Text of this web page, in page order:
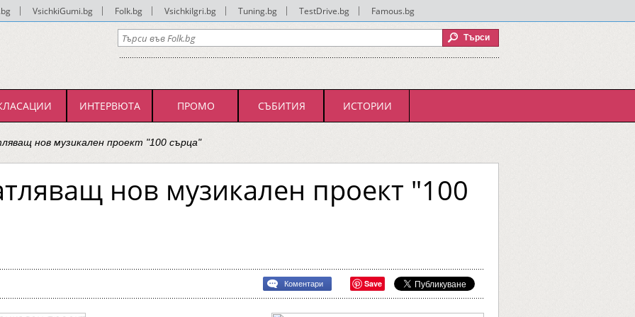
VsichkiGumi.bg Folk.bg VsichkiIgri.bg Tuning.bg TestDrive.bg Famous.bg
ИНТЕРВЮТА ПРОМО СЪБИТИЯ ИСТОРИИ
нов музикален проект "100 сърца"
нов музикален проект "100
Коментари Save